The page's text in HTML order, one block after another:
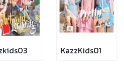
KazzKids01